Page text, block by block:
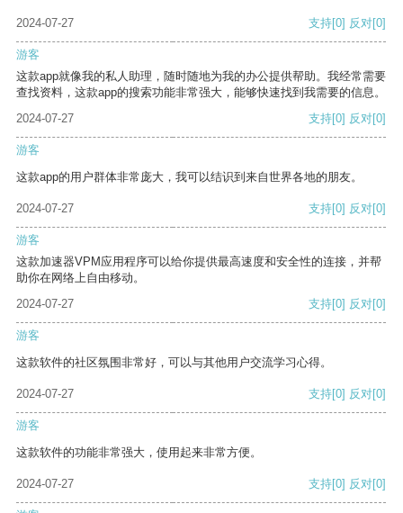
2024-07-27 支持[0] 反对[0]
游客
这款app就像我的私人助理，随时随地为我的办公提供帮助。我经常需要
查找资料，这款app的搜索功能非常强大，能够快速找到我需要的信息。
2024-07-27
支持[0] 反对[0]
游客
这款app的用户群体非常庞大，我可以结识到来自世界各地的朋友。
2024-07-27 支持[0] 反对[0]
游客
这款加速器VPM应用程序可以给你提供最高速度和安全性的连接，并帮
助你在网络上自由移动。
2024-07-27
支持[0] 反对[0]
游客
这款软件的社区氛围非常好，可以与其他用户交流学习心得。
2024-07-27 支持[0] 反对[0]
游客
这款软件的功能非常强大，使用起来非常方便。
2024-07-27 支持[0] 反对[0]